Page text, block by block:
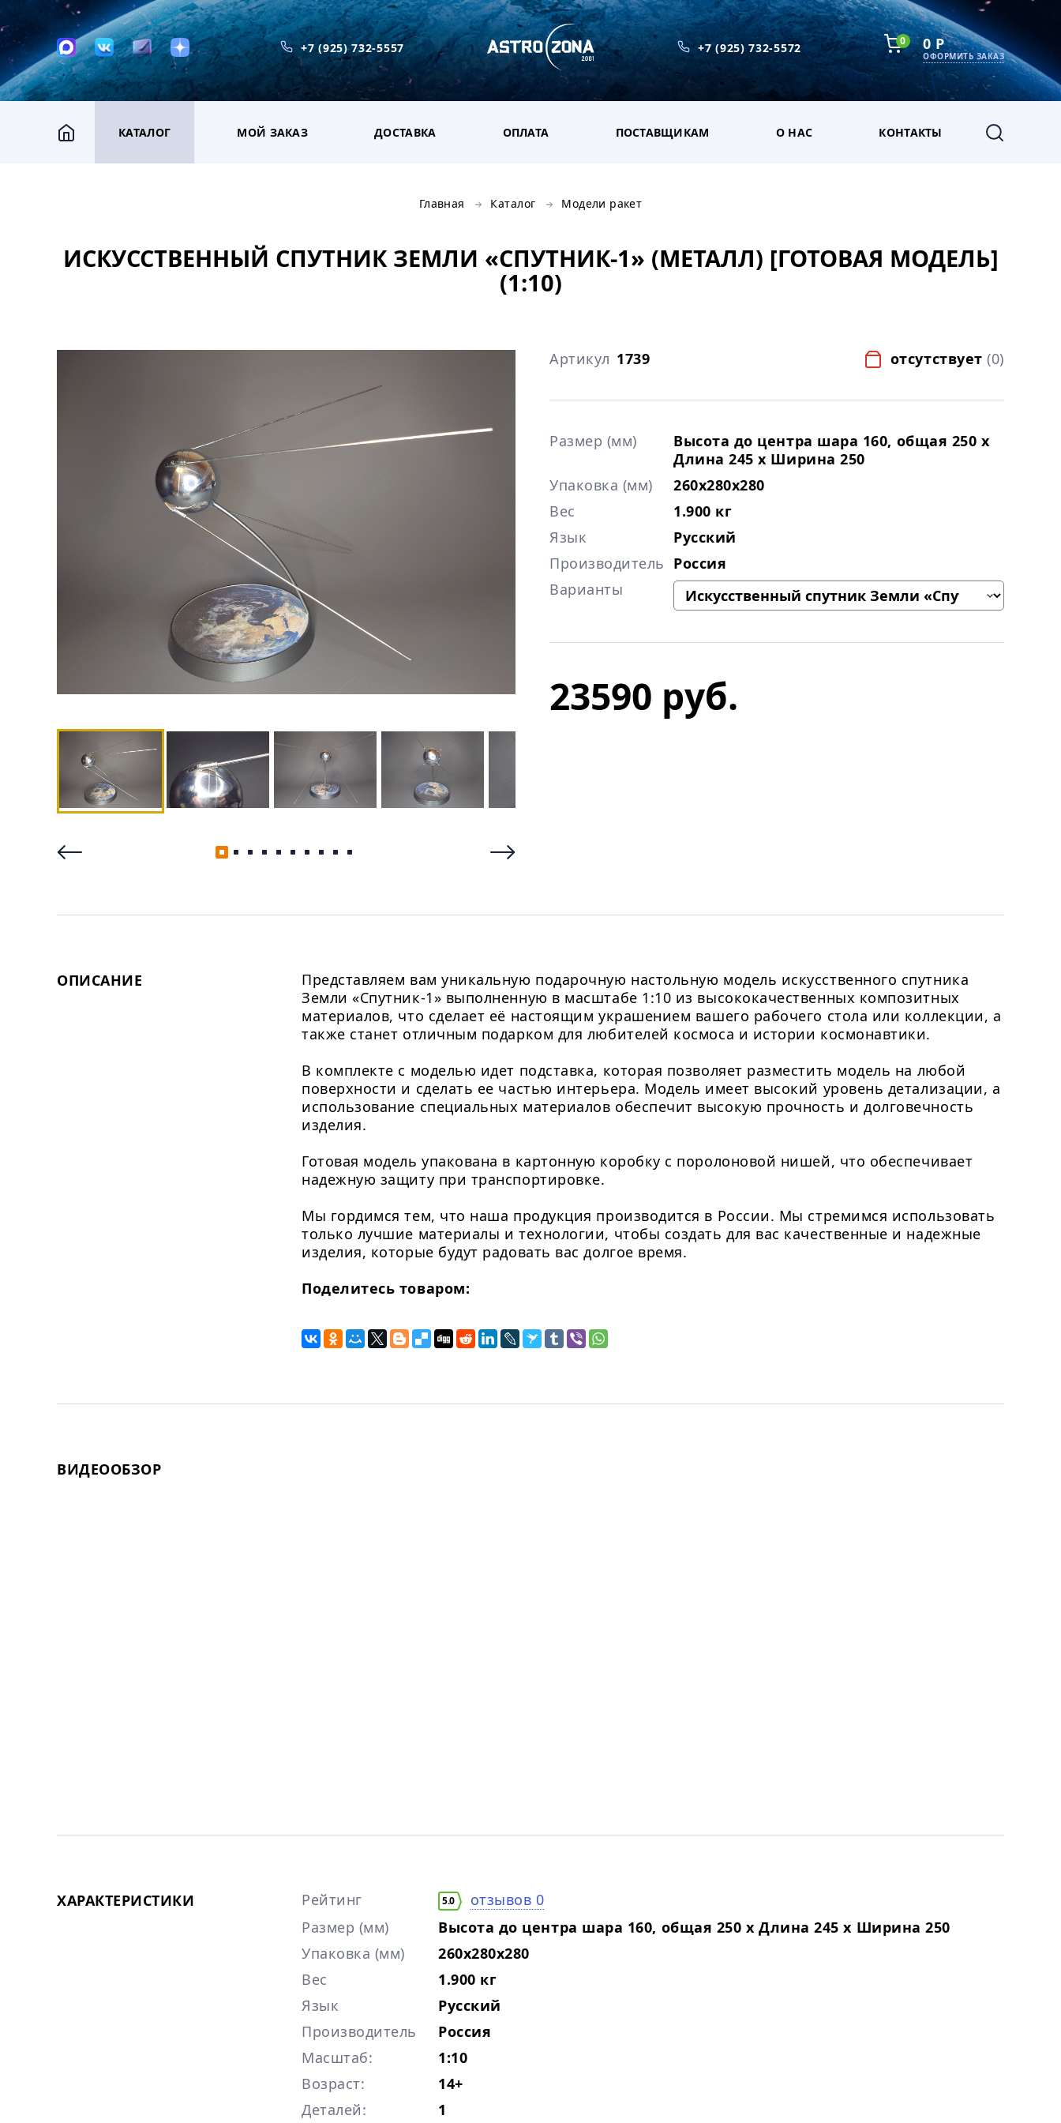
+7 (925) 732-5557 +7 (925) 732-5572 0 0 Р
ОФОРМИТЬ ЗАКАЗ
КАТАЛОГ МОЙ ЗАКАЗ ДОСТАВКА ОПЛАТА ПОСТАВЩИКАМ О НАС КОНТАКТЫ
Главная Каталог Модели ракет
ИСКУССТВЕННЫЙ СПУТНИК ЗЕМЛИ «СПУТНИК-1» (МЕТАЛЛ) [ГОТОВАЯ МОДЕЛЬ]
(1:10)
Артикул 1739 отсутствует (0)
Размер (мм)
Высота до центра шара 160, общая 250 х
Длина 245 х Ширина 250
Упаковка (мм)
260x280x280
Вес
1.900 кг
Язык
Русский
Производитель Россия
Варианты
23590 руб.
ОПИСАНИЕ
Представляем вам уникальную подарочную настольную модель искусственного спутника
Земли «Спутник-1» выполненную в масштабе 1:10 из высококачественных композитных
материалов, что сделает её настоящим украшением вашего рабочего стола или коллекции, а
также станет отличным подарком для любителей космоса и истории космонавтики.
В комплекте с моделью идет подставка, которая позволяет разместить модель на любой
поверхности и сделать ее частью интерьера. Модель имеет высокий уровень детализации, а
использование специальных материалов обеспечит высокую прочность и долговечность
изделия.
Готовая модель упакована в картонную коробку с поролоновой нишей, что обеспечивает
надежную защиту при транспортировке.
Мы гордимся тем, что наша продукция производится в России. Мы стремимся использовать
только лучшие материалы и технологии, чтобы создать для вас качественные и надежные
изделия, которые будут радовать вас долгое время.
Поделитесь товаром:
ВИДЕООБЗОР
ХАРАКТЕРИСТИКИ Рейтинг 5.0
отзывов 0
Размер (мм)
Высота до центра шара 160, общая 250 х Длина 245 х Ширина 250
Упаковка (мм)
260x280x280
Вес
1.900 кг
Язык
Русский
Производитель
Россия
Масштаб:
1:10
Возраст:
14+
Деталей:
1